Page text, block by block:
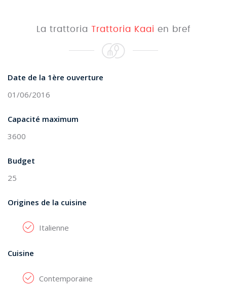
La trattoria Trattoria Kaai en bref
Date de la 1ère ouverture
01/06/2016
Capacité maximum
3600
Budget
25
Origines de la cuisine
Italienne
Cuisine
Contemporaine